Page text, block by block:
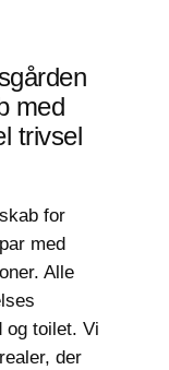
med
trivsel
for
med
Alle
og toilet. Vi
der